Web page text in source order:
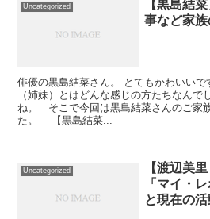
Uncategorized
【黒島結
事など家
俳優の黒島結菜さん。 とてもかわいい
（姉妹）とはどんな感じの方たちなんで
ね。 そこで今回は黒島結菜さんのご家
た。 【黒島結菜...
Uncategorized
【渡辺美
「マイ・
と現在の